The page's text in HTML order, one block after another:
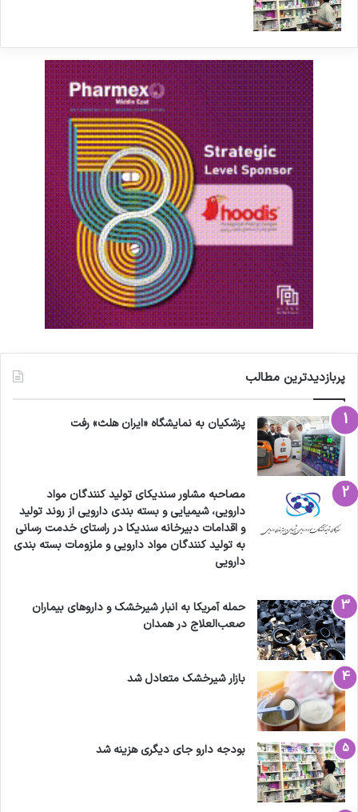
و گویی هیچ تجربه‌ای در حافظه سیاستی و تاریخی
کشور ثبت نشده است.
در چنین شرایطی، تکرار آزمایش سیاست‌های
شکست‌خورده نه یک خطای ساده، بلکه تحمیل
آگاهانه هزینه‌های سنگین به جامعه محسوب
می‌شود.
نتیجه‌گیری
بدون شکل‌گیری پاسخ‌گویی سیاستی، شفافیت
رسانه‌ای، و بازسازی حافظه تاریخی تصمیم‌گیری
اقتصادی، کشور در چرخه‌ای بسته از خطا، بی‌ثباتی و
تنبیه ناعادلانه مردم گرفتار خواهد ماند. هرگونه
اصلاح واقعی، مستلزم تغییر بنیادین در نظام
تصمیم‌سازی و نسبت آن با هزینه‌ها و
مسئولیت‌هاست.
پربازدیدترین مطالب
پزشکیان به نمایشگاه «ایران هلث» رفت
مصاحبه مشاور سندیکای تولید کنندگان مواد
دارویی، شیمیایی و بسته بندی دارویی از روند تولید
و اقدامات دبیرخانه سندیکا در راستای خدمت رسانی
به تولید کنندگان مواد دارویی و ملزومات بسته بندی
دارویی
حمله آمریکا به انبار شیرخشک و داروهای بیماران
صعب‌العلاج در همدان
بازار شیرخشک متعادل شد
بودجه دارو جای دیگری هزینه شد